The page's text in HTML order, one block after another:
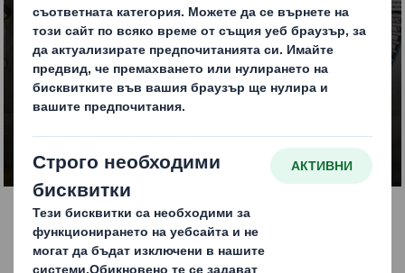
Транспортни кашони
ВРЪЗКА С НАС
Издръжливи